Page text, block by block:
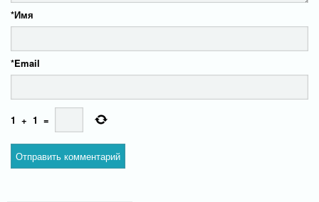
Имя
*
Email
*
1 + 1 =